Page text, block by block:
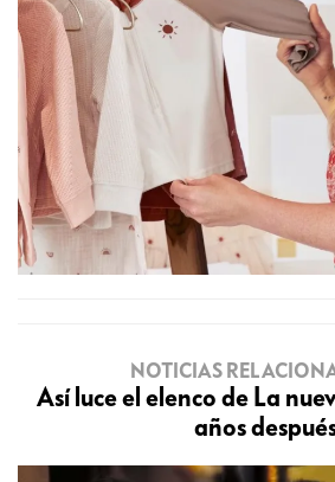
NOTICIAS
Así luce el elenco de La
años